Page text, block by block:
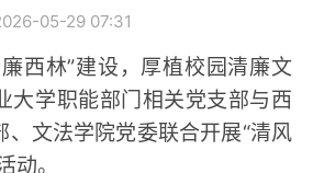
05-29 07:31
西林”建设，厚植校园清廉文
大学职能部门相关党支部与西
、文法学院党委联合开展“清风
动。